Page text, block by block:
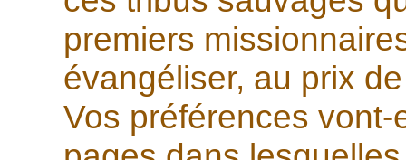
premiers
évangéliser, au prix
Vos préférences vont-